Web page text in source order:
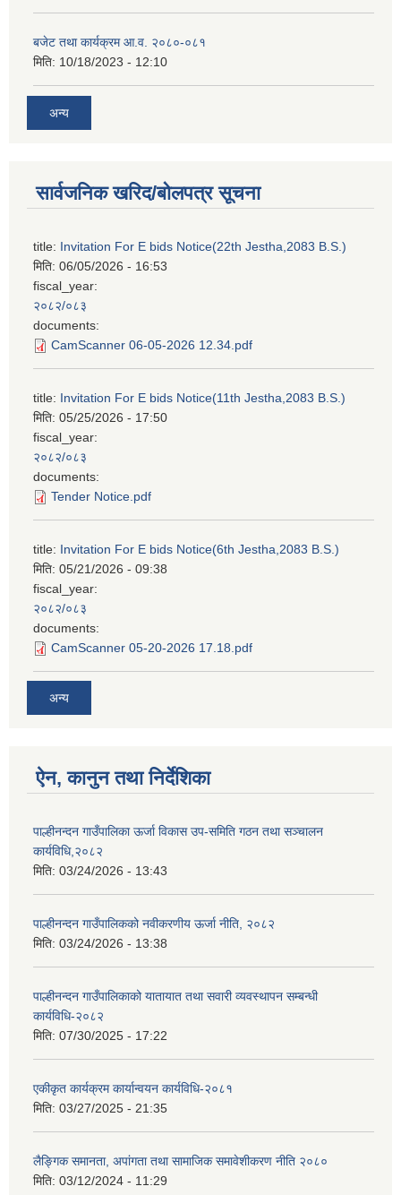
बजेट तथा कार्यक्रम आ.व. २०८०-०८१
मिति: 10/18/2023 - 12:10
अन्य
सार्वजनिक खरिद/बोलपत्र सूचना
title: Invitation For E bids Notice(22th Jestha,2083 B.S.)
मिति: 06/05/2026 - 16:53
fiscal_year:
२०८२/०८३
documents:
CamScanner 06-05-2026 12.34.pdf
title: Invitation For E bids Notice(11th Jestha,2083 B.S.)
मिति: 05/25/2026 - 17:50
fiscal_year:
२०८२/०८३
documents:
Tender Notice.pdf
title: Invitation For E bids Notice(6th Jestha,2083 B.S.)
मिति: 05/21/2026 - 09:38
fiscal_year:
२०८२/०८३
documents:
CamScanner 05-20-2026 17.18.pdf
अन्य
ऐन, कानुन तथा निर्देशिका
पाल्हीनन्दन गाउँपालिका ऊर्जा विकास उप-समिति गठन तथा सञ्चालन
कार्यविधि,२०८२
मिति: 03/24/2026 - 13:43
पाल्हीनन्दन गाउँपालिकको नवीकरणीय ऊर्जा नीति, २०८२
मिति: 03/24/2026 - 13:38
पाल्हीनन्दन गाउँपालिकाको यातायात तथा सवारी व्यवस्थापन सम्बन्धी
कार्यविधि-२०८२
मिति: 07/30/2025 - 17:22
एकीकृत कार्यक्रम कार्यान्वयन कार्यविधि-२०८१
मिति: 03/27/2025 - 21:35
लैङ्गिक समानता, अपांगता तथा सामाजिक समावेशीकरण नीति २०८०
मिति: 03/12/2024 - 11:29